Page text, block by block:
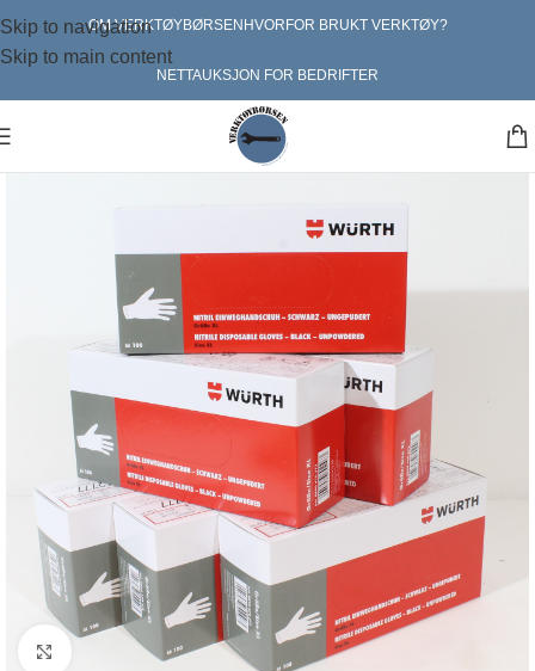
Skip to navigation
Skip to main content
OM VERKTØYBØRSEN HVORFOR BRUKT VERKTØY?
NETTAUKSJON FOR BEDRIFTER
Klikk for større bilde